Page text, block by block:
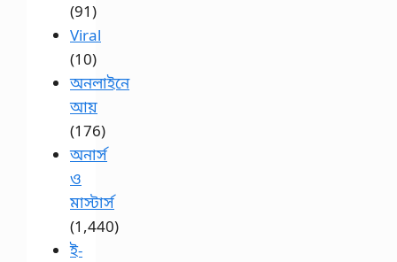
(91)
Viral
(10)
অনলাইনে
আয়
(176)
অনার্স
ও
মাস্টার্স
(1,440)
ই-